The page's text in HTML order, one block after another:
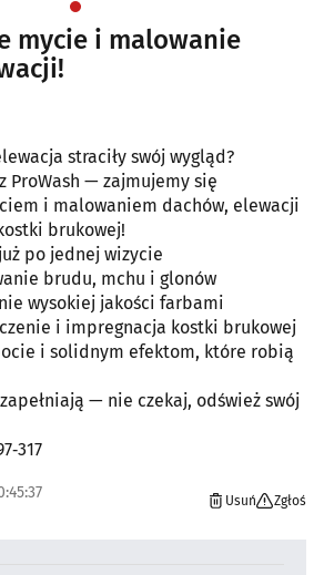
mycie i malowanie
straciły swój wygląd?
ProWash — zajmujemy się
i malowaniem dachów, elewacji
brukowej!
po jednej wizycie
brudu, mchu i glonów
wysokiej jakości farbami
i impregnacja kostki brukowej
i solidnym efektom, które robią
— nie czekaj, odśwież swój
Usuń Zgłoś